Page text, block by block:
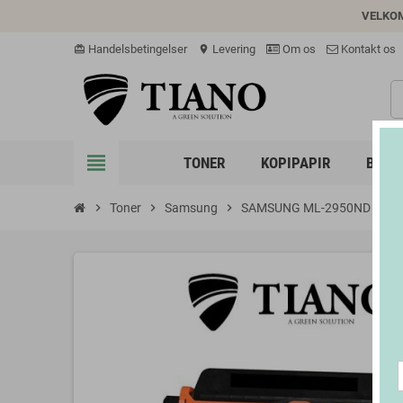
card_giftcard Handelsbetingelser location_on Levering Om os Kontakt os
view_headline TONER KOPIPAPIR
chevron_right Toner chevron_right Samsung chevron_right SAMSUNG ML-2950ND